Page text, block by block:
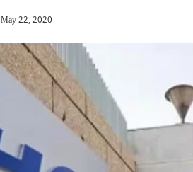
May 22, 2020